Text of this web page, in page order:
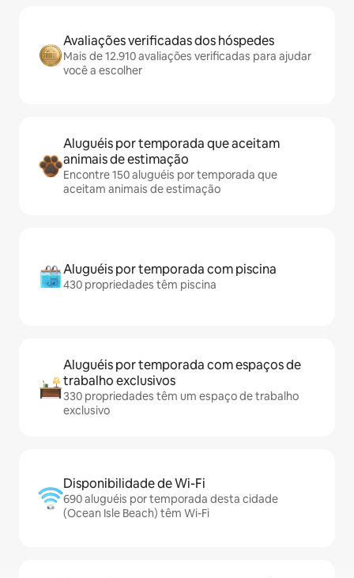
Avaliações verificadas dos hóspedes
Mais de 12.910 avaliações verificadas para ajudar
você a escolher
Aluguéis por temporada que aceitam
animais de estimação
Encontre 150 aluguéis por temporada que
aceitam animais de estimação
Aluguéis por temporada com piscina
430 propriedades têm piscina
Aluguéis por temporada com espaços de
trabalho exclusivos
330 propriedades têm um espaço de trabalho
exclusivo
Disponibilidade de Wi-Fi
690 aluguéis por temporada desta cidade
(Ocean Isle Beach) têm Wi-Fi